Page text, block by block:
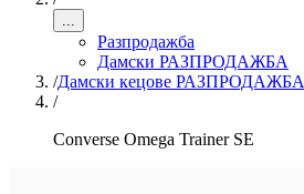
...
Разпродажба
Дамски РАЗПРОДАЖБА
/Дамски кецове РАЗПРОДАЖБА
/
Converse Omega Trainer SE